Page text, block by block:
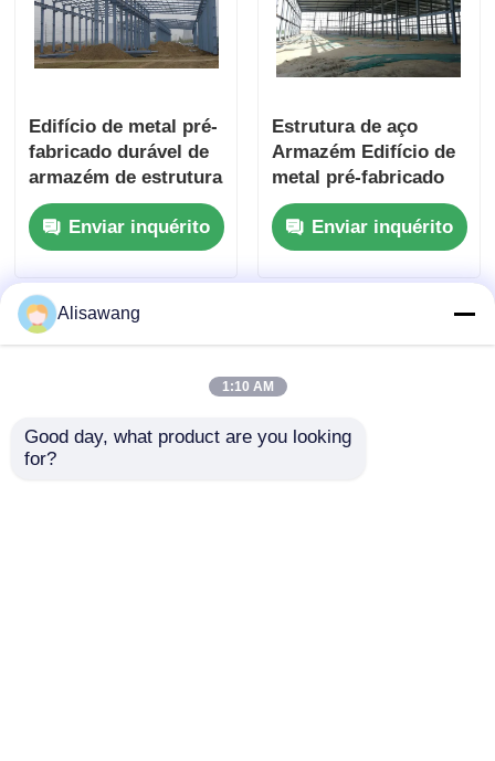
Edifício de metal pré-
fabricado durável de
armazém de estrutura
de aço que oferece
instalação rápida e
proteção para
mercadorias
armazenadas
Enviar inquérito
Estrutura de aço
Armazém Edifício de
metal pré-fabricado
concebido para
armazenamento e
fácil instalação em
várias indústrias
Enviar inquérito
Alisawang
1:10 AM
Good day, what product are you looking
for?